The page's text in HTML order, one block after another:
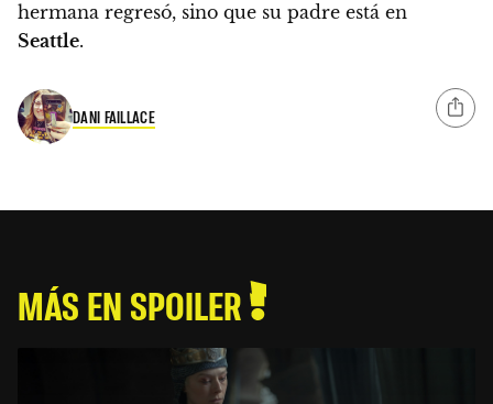
hermana regresó, sino que su padre está en
Seattle.
DANI FAILLACE
MÁS EN SPOILER